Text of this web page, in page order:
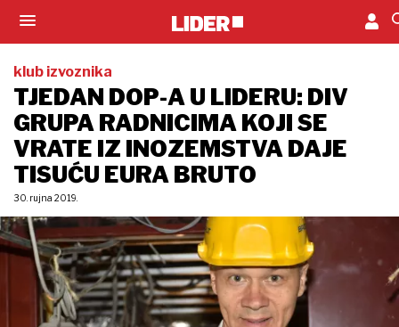
klub izvoznika
TJEDAN DOP-A U LIDERU: DIV
GRUPA RADNICIMA KOJI SE
VRATE IZ INOZEMSTVA DAJE
TISUĆU EURA BRUTO
30. rujna 2019.